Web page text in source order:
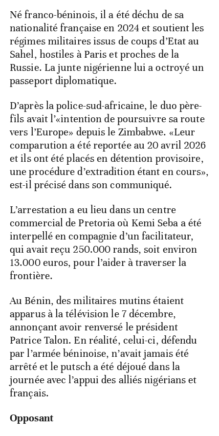
Né franco-béninois, il a été déchu de sa
nationalité française en 2024 et soutient les
régimes militaires issus de coups d’Etat au
Sahel, hostiles à Paris et proches de la
Russie. La junte nigérienne lui a octroyé un
passeport diplomatique.
D’après la police-sud-africaine, le duo père-
fils avait l’«intention de poursuivre sa route
vers l’Europe» depuis le Zimbabwe. «Leur
comparution a été reportée au 20 avril 2026
et ils ont été placés en détention provisoire,
une procédure d’extradition étant en cours»,
est-il précisé dans son communiqué.
L’arrestation a eu lieu dans un centre
commercial de Pretoria où Kemi Seba a été
interpellé en compagnie d’un facilitateur,
qui avait reçu 250.000 rands, soit environ
13.000 euros, pour l’aider à traverser la
frontière.
Au Bénin, des militaires mutins étaient
apparus à la télévision le 7 décembre,
annonçant avoir renversé le président
Patrice Talon. En réalité, celui-ci, défendu
par l’armée béninoise, n’avait jamais été
arrêté et le putsch a été déjoué dans la
journée avec l’appui des alliés nigérians et
français.
Opposant